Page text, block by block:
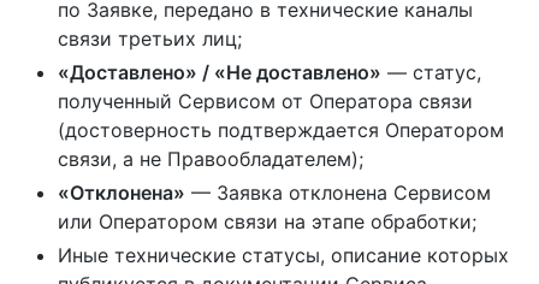
по Заявке, передано в технические каналы
связи третьих лиц;
«Доставлено» / «Не доставлено» — статус,
полученный Сервисом от Оператора связи
(достоверность подтверждается Оператором
связи, а не Правообладателем);
«Отклонена» — Заявка отклонена Сервисом
или Оператором связи на этапе обработки;
Иные технические статусы, описание которых